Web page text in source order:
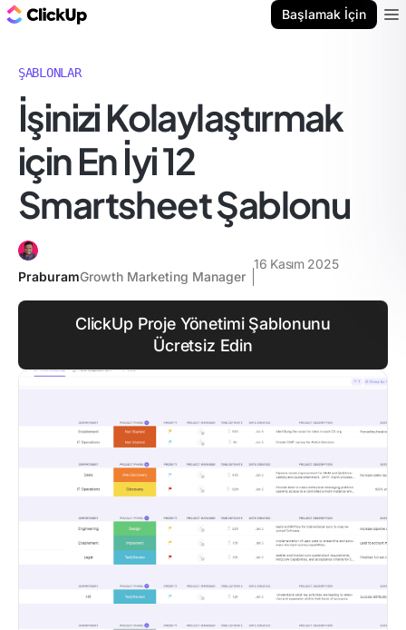
Başlamak İçin
ŞABLONLAR
İşinizi Kolaylaştırmak
için En İyi 12
Smartsheet Şablonu
PraburamGrowth Marketing Manager
16 Kasım 2025
ClickUp Proje Yönetimi Şablonunu
Ücretsiz Edin